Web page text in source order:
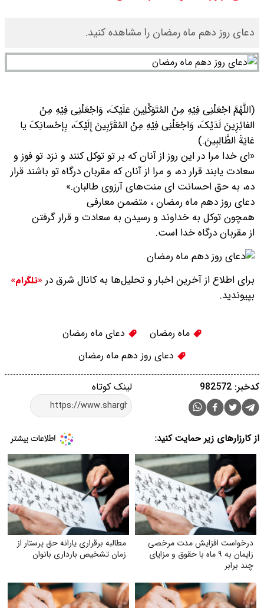
سنتی جمهوری‌خواهان را از دست می
دهد؟
بنزین برای دولت چقدر تمام می شود؟
یک ادعا: برخی مالکان اجاره بها را ۶۰
درصد افزایش می دهند
دعای روز دهم ماه رمضان را مشاهده کنید.
(اللَّهُمَّ اجْعَلْنِی فِیْهِ مِنْ المُتَوَکِّلِینَ عَلَیْکَ، وَاجْعَلْنِی فِیْهِ مِنْ
الفائِزِینَ لَدَیْکَ، وَاجْعَلْنِی فِیْهِ مِنْ المُقَرَّبِینَ إِلَیْکَ، بِإحْسانِکَ یا
غایَةَ الطَّالِبِینَ.)
«ای خدا مرا در این روز از آنان که بر تو توکل کنند و نزد تو فوز و
سعادت یابند قرار ده، و مرا از آنان که مقربان درگاه تو باشند قرار
ده، به حق احسانت‌ ای منت‌های آرزوی طالبان.»
دعای روز دهم ماه رمضان ، متضمن معارفی
همچون توکل به خداوند و رسیدن به سعادت و قرار گرفتن
از مقربان درگاه خدا است.
برای اطلاع از آخرین اخبار و تحلیل‌ها به کانال شرق در «تلگرام»
بپیوندید.
ماه رمضان
دعای ماه رمضان
دعای روز دهم ماه رمضان
لینک کوتاه کدخبر: 982572
از کارزارهای زیر حمایت کنید:
درخواست افزایش مدت مرخصی
زایمان به ۹ ماه با حقوق و مزایای
چند برابر
مطالبه برقراری یارانه حق پرستار از
زمان تشخیص بارداری بانوان